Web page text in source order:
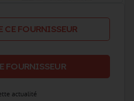
CE FOURNISSEUR
FOURNISSEUR
actualité